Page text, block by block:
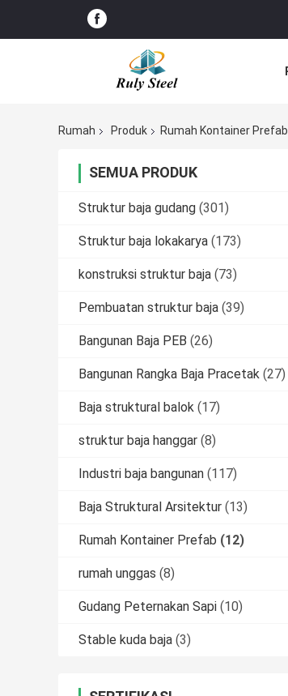
Rumah Produk Rumah Kontainer Prefab
SEMUA PRODUK
Struktur baja gudang (301)
Struktur baja lokakarya (173)
konstruksi struktur baja (73)
Pembuatan struktur baja (39)
Bangunan Baja PEB (26)
Bangunan Rangka Baja Pracetak (27)
Baja struktural balok (17)
struktur baja hanggar (8)
Industri baja bangunan (117)
Baja Struktural Arsitektur (13)
Rumah Kontainer Prefab (12)
rumah unggas (8)
Gudang Peternakan Sapi (10)
Stable kuda baja (3)